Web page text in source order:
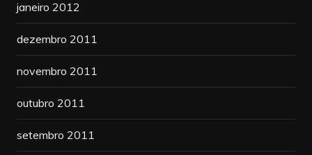
janeiro 2012
dezembro 2011
novembro 2011
outubro 2011
setembro 2011